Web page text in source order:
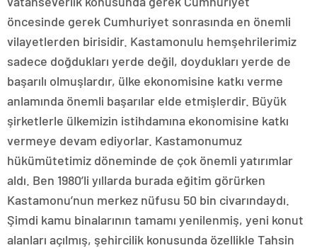
öncesinde gerek Cumhuriyet sonrasında en önemli
vilayetlerden birisidir. Kastamonulu hemşehrilerimiz
sadece doğdukları yerde değil, doydukları yerde de
başarılı olmuşlardır, ülke ekonomisine katkı verme
anlamında önemli başarılar elde etmişlerdir. Büyük
şirketlerle ülkemizin istihdamına ekonomisine katkı
vermeye devam ediyorlar. Kastamonumuz
hükümütetimiz döneminde de çok önemli yatırımlar
aldı. Ben 1980’li yıllarda burada eğitim görürken
Kastamonu’nun merkez nüfusu 50 bin civarındaydı.
Şimdi kamu binalarının tamamı yenilenmiş, yeni konut
alanları açılmış, şehircilik konusunda özellikle Tahsin